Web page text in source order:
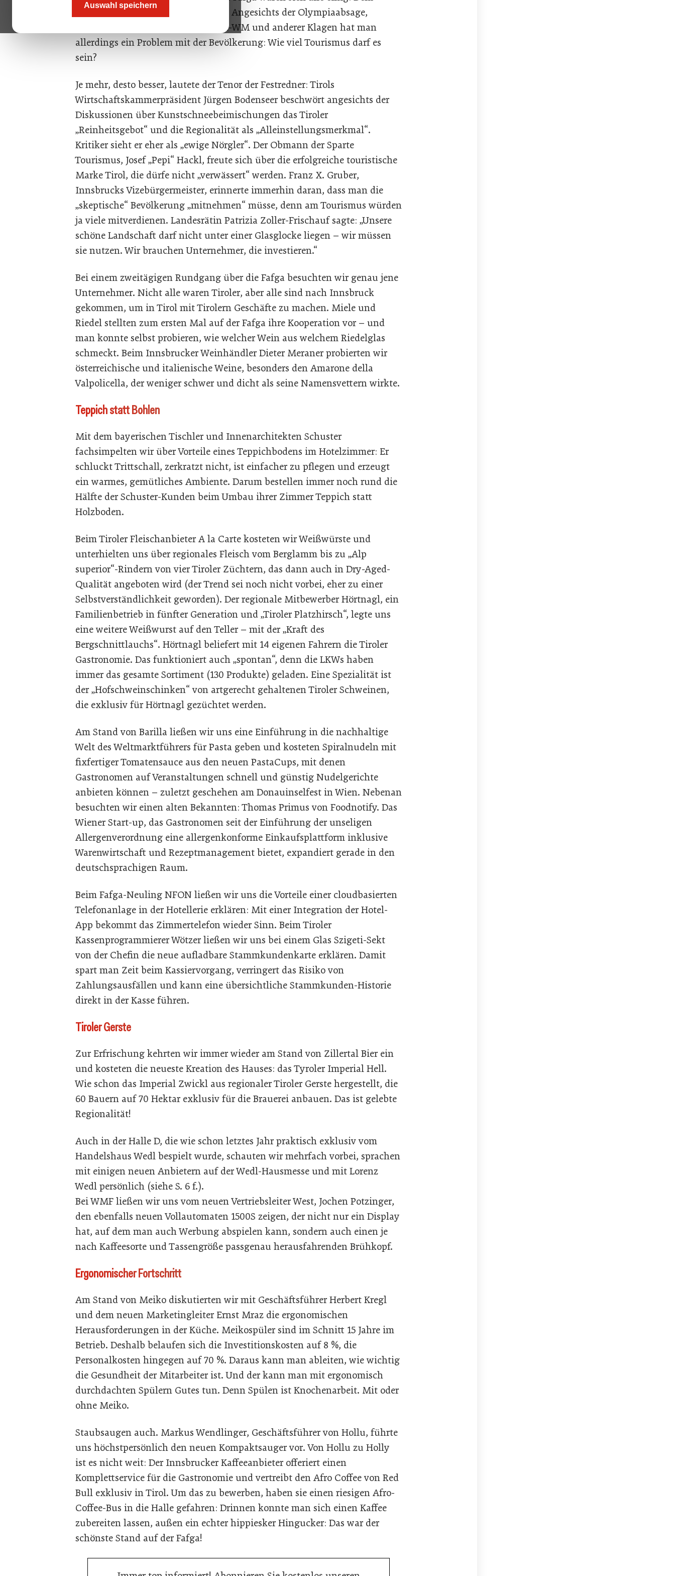
Auswahl speichern
Tourismus in Tirol geht es prächtig. Angesichts der Olympiaabsage,
Einschränkungen während der Rad-WM und anderer Klagen hat man
allerdings ein Problem mit der Bevölkerung: Wie viel Tourismus darf es
sein?
Je mehr, desto besser, lautete der Tenor der Festredner: Tirols
Wirtschaftskammerpräsident Jürgen Bodenseer beschwört angesichts der
Diskussionen über Kunstschneebeimischungen das Tiroler
„Reinheitsgebot“ und die Regionalität als „Alleinstellungsmerkmal“.
Kritiker sieht er eher als „ewige Nörgler“. Der Obmann der Sparte
Tourismus, Josef „Pepi“ Hackl, freute sich über die erfolgreiche touristische
Marke Tirol, die dürfe nicht „verwässert“ werden. Franz X. Gruber,
Innsbrucks Vizebürgermeister, erinnerte immerhin daran, dass man die
„skeptische“ Bevölkerung „mitnehmen“ müsse, denn am Tourismus würden
ja viele mitverdienen. Landesrätin Patrizia Zoller-Frischauf sagte: „Unsere
schöne Landschaft darf nicht unter einer Glasglocke liegen – wir müssen
sie nutzen. Wir brauchen Unternehmer, die investieren.“
Bei einem zweitägigen Rundgang über die Fafga besuchten wir genau jene
Unternehmer. Nicht alle waren Tiroler, aber alle sind nach Innsbruck
gekommen, um in Tirol mit Tirolern Geschäfte zu machen. Miele und
Riedel stellten zum ersten Mal auf der Fafga ihre Kooperation vor – und
man konnte selbst probieren, wie welcher Wein aus welchem Riedelglas
schmeckt. Beim Innsbrucker Weinhändler Dieter Meraner probierten wir
österreichische und italienische Weine, besonders den Amarone della
Valpolicella, der weniger schwer und dicht als seine Namensvettern wirkte.
Teppich statt Bohlen
Mit dem bayerischen Tischler und Innenarchitekten Schuster
fachsimpelten wir über Vorteile eines Teppichbodens im Hotelzimmer: Er
schluckt Trittschall, zerkratzt nicht, ist einfacher zu pflegen und erzeugt
ein warmes, gemütliches Ambiente. Darum bestellen immer noch rund die
Hälfte der Schuster-Kunden beim Umbau ihrer Zimmer Teppich statt
Holzboden.
Beim Tiroler Fleischanbieter A la Carte kosteten wir Weißwürste und
unterhielten uns über regionales Fleisch vom Berglamm bis zu „Alp
superior“-Rindern von vier Tiroler Züchtern, das dann auch in Dry-Aged-
Qualität angeboten wird (der Trend sei noch nicht vorbei, eher zu einer
Selbstverständlichkeit geworden). Der regionale Mitbewerber Hörtnagl, ein
Familienbetrieb in fünfter Generation und „Tiroler Platzhirsch“, legte uns
eine weitere Weißwurst auf den Teller – mit der „Kraft des
Bergschnittlauchs“. Hörtnagl beliefert mit 14 eigenen Fahrern die Tiroler
Gastronomie. Das funktioniert auch „spontan“, denn die LKWs haben
immer das gesamte Sortiment (130 Produkte) geladen. Eine Spezialität ist
der „Hofschweinschinken“ von artgerecht gehaltenen Tiroler Schweinen,
die exklusiv für Hörtnagl gezüchtet werden.
Am Stand von Barilla ließen wir uns eine Einführung in die nachhaltige
Welt des Weltmarktführers für Pasta geben und kosteten Spiralnudeln mit
fixfertiger Tomatensauce aus den neuen PastaCups, mit denen
Gastronomen auf Veranstaltungen schnell und günstig Nudelgerichte
anbieten können – zuletzt geschehen am Donauinselfest in Wien. Nebenan
besuchten wir einen alten Bekannten: Thomas Primus von Foodnotify. Das
Wiener Start-up, das Gastronomen seit der Einführung der unseligen
Allergenverordnung eine allergenkonforme Einkaufsplattform inklusive
Warenwirtschaft und Rezeptmanagement bietet, expandiert gerade in den
deutschsprachigen Raum.
Beim Fafga-Neuling NFON ließen wir uns die Vorteile einer cloudbasierten
Telefonanlage in der Hotellerie erklären: Mit einer Integration der Hotel-
App bekommt das Zimmertelefon wieder Sinn. Beim Tiroler
Kassenprogrammierer Wötzer ließen wir uns bei einem Glas Szigeti-Sekt
von der Chefin die neue aufladbare Stammkundenkarte erklären. Damit
spart man Zeit beim Kassiervorgang, verringert das Risiko von
Zahlungsausfällen und kann eine übersichtliche Stammkunden-Historie
direkt in der Kasse führen.
Tiroler Gerste
Zur Erfrischung kehrten wir immer wieder am Stand von Zillertal Bier ein
und kosteten die neueste Kreation des Hauses: das Tyroler Imperial Hell.
Wie schon das Imperial Zwickl aus regionaler Tiroler Gerste hergestellt, die
60 Bauern auf 70 Hektar exklusiv für die Brauerei anbauen. Das ist gelebte
Regionalität!
Auch in der Halle D, die wie schon letztes Jahr praktisch exklusiv vom
Handelshaus Wedl bespielt wurde, schauten wir mehrfach vorbei, sprachen
mit einigen neuen Anbietern auf der Wedl-Hausmesse und mit Lorenz
Wedl persönlich (siehe S. 6 f.).
Bei WMF ließen wir uns vom neuen Vertriebsleiter West, Jochen Potzinger,
den ebenfalls neuen Vollautomaten 1500S zeigen, der nicht nur ein Display
hat, auf dem man auch Werbung abspielen kann, sondern auch einen je
nach Kaffeesorte und Tassengröße passgenau herausfahrenden Brühkopf.
Ergonomischer Fortschritt
Am Stand von Meiko diskutierten wir mit Geschäftsführer Herbert Kregl
und dem neuen Marketingleiter Ernst Mraz die ergonomischen
Herausforderungen in der Küche. Meikospüler sind im Schnitt 15 Jahre im
Betrieb. Deshalb belaufen sich die Investitionskosten auf 8 %, die
Personalkosten hingegen auf 70 %. Daraus kann man ableiten, wie wichtig
die Gesundheit der Mitarbeiter ist. Und der kann man mit ergonomisch
durchdachten Spülern Gutes tun. Denn Spülen ist Knochenarbeit. Mit oder
ohne Meiko.
Staubsaugen auch. Markus Wendlinger, Geschäftsführer von Hollu, führte
uns höchstpersönlich den neuen Kompaktsauger vor. Von Hollu zu Holly
ist es nicht weit: Der Innsbrucker Kaffeeanbieter offeriert einen
Komplettservice für die Gastronomie und vertreibt den Afro Coffee von Red
Bull exklusiv in Tirol. Um das zu bewerben, haben sie einen riesigen Afro-
Coffee-Bus in die Halle gefahren: Drinnen konnte man sich einen Kaffee
zubereiten lassen, außen ein echter hippiesker Hingucker: Das war der
schönste Stand auf der Fafga!